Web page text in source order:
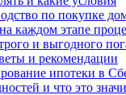
по покупке
каждом этапе
и выгодного
и рекомендации
ипотеки в
и что это